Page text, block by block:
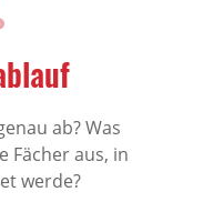
ab? Was
Fächer aus, in
werde?